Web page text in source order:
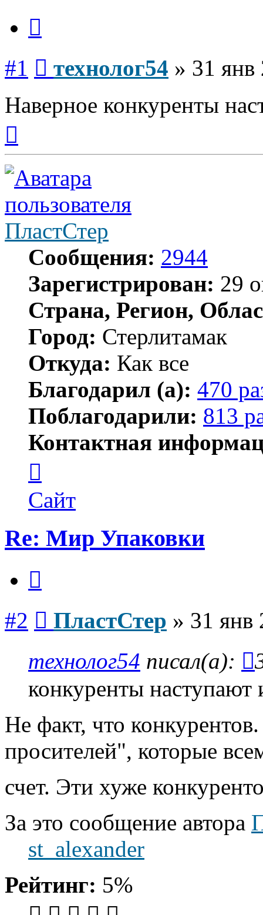
#1 технолог54 » 31 янв
Наверное конкуренты
началу
ПластСтер
Сообщения: 2944
Зарегистрирован: 29
Страна, Регион,
Город: Стерлитамак
Откуда: Как все
Благодарил (а): 470
Поблагодарили: 813
Контактная
пользователя
ПластСтер
Сайт
Re: Мир Упаковки
#2 ПластСтер » 31 янв
технолог54 писал(а):
конкуренты наступают
Не факт, что
просителей", которые
счет. Эти хуже
За это сообщение автора
st_alexander
Рейтинг: 5%